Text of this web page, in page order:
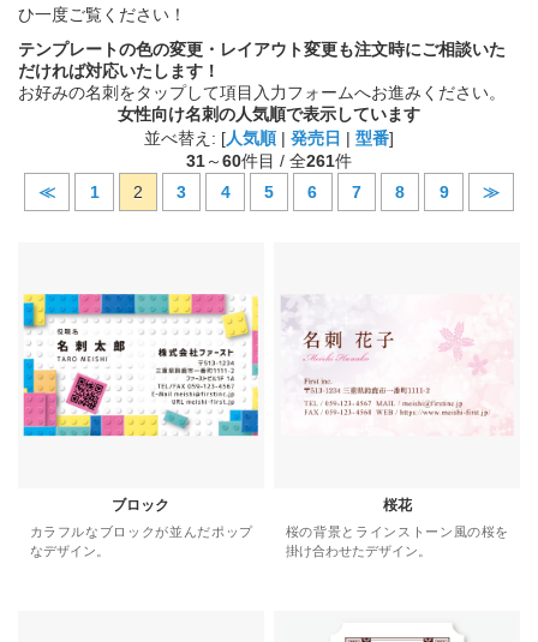
ひ一度ご覧ください！
テンプレートの色の変更・レイアウト変更も注文時にご相談いた
だければ対応いたします！
お好みの名刺をタップして項目入力フォームへお進みください。
女性向け名刺の人気順で表示しています
並べ替え: [人気順| 発売日 | 型番]
31～60件目 / 全261件
≪
1 2 3 4 5 6 7 8 9 ≫
ブロック
カラフルなブロックが並んだポップ
なデザイン。
桜花
桜の背景とラインストーン風の桜を
掛け合わせたデザイン。